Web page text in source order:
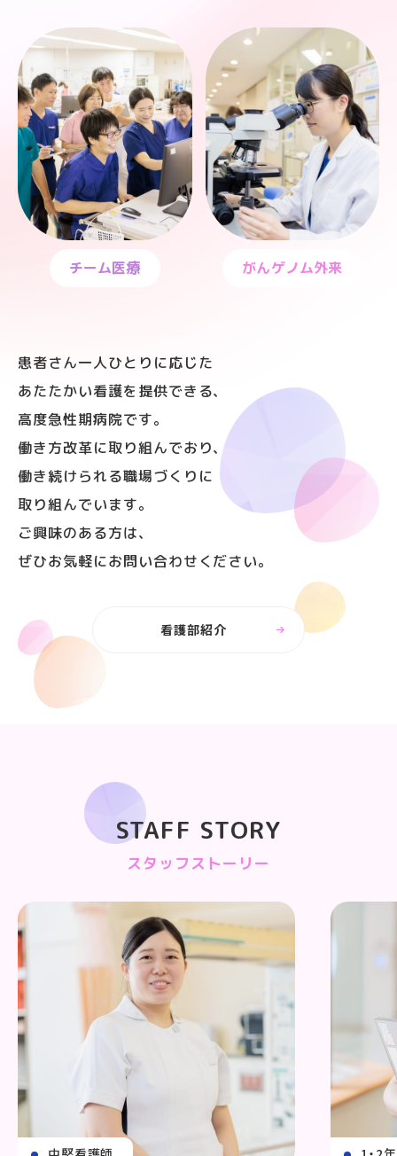
チーム医療 がんゲノム外来
患者さん一人ひとりに応じた
あたたかい看護を 提供できる、
高度急性期病院です。
働き方改革に取り組んでおり、
働き続けられる職場づくりに
取り組んでいます。
ご興味のある方は、
ぜひお気軽にお問い合わせください。
看護部紹介
STAFF STORY
スタッフストーリー